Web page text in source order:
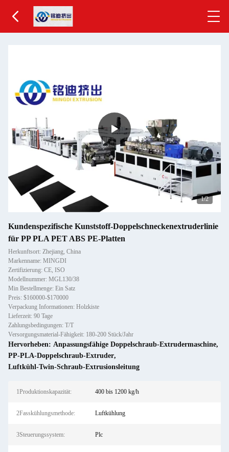
2/2
Kundenspezifische Kunststoff-Doppelschneckenextruderlinie
für PP PLA PET ABS PE-Platten
Herkunftsort: Zhejiang, China
Markenname: MINGDI
Zertifizierung: CE, ISO
Modellnummer: MGL130/38
Min Bestellmenge: Ein Satz
Preis: $160000-$170000
Verpackung Informationen: Holzkiste
Lieferzeit: 90 Tage
Zahlungsbedingungen: T/T
Versorgungsmaterial-Fähigkeit: 180-200 Stück/Jahr
Hervorheben: Anpassungsfähige Doppelschraub-Extrudermaschine,
PP-PLA-Doppelschraub-Extruder,
Luftkühl-Twin-Schraub-Extrusionsleitung
1Produktionskapazität: 400 bis 1200 kg/h
2Fasskühlungsmethode: Luftkühlung
3Steuerungssystem: Plc